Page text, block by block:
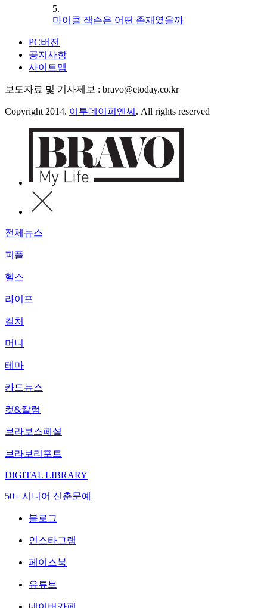
5.
마이클 잭슨은 어떤 존재였을까
PC버전
공지사항
사이트맵
보도자료 및 기사제보 : bravo@etoday.co.kr
Copyright 2014. 이투데이피엔씨 . All rights reserved
전체뉴스
피플
헬스
라이프
컬처
머니
테마
카드뉴스
컷&칼럼
브라보스페셜
브라보리포트
DIGITAL LIBRARY
50+ 시니어 신춘문예
블로그
인스타그램
페이스북
유튜브